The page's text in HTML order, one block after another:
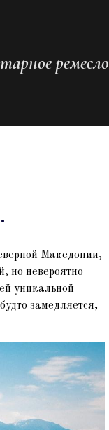
ремесло
Македонии,
но невероятно
уникальной
замедляется,